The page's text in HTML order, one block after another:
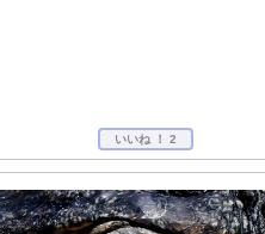
いいね ！ 2